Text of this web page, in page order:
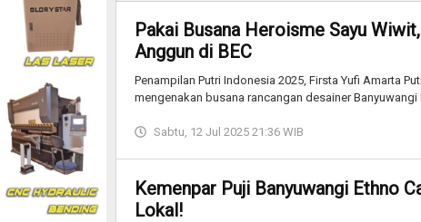
Pakai Busana Heroisme Sayu
Anggun di BEC
Penampilan Putri Indonesia 2025, Firsta Yufi Amarta
mengenakan busana rancangan desainer Banyuwangi
Sabtu, 12 Jul 2025 21:36 WIB
Kemenpar Puji Banyuwangi Ethno
Lokal!